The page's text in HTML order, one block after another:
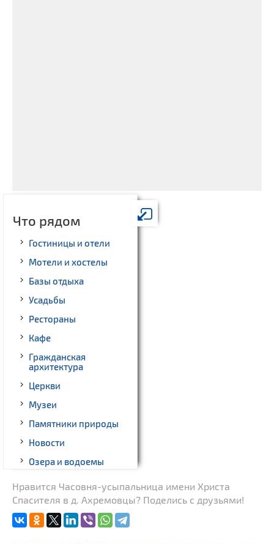
Что рядом
Гостиницы и отели
Мотели и хостелы
Базы отдыха
Усадьбы
Рестораны
Кафе
Гражданская
архитектура
Церкви
Музеи
Памятники природы
Новости
Озера и водоемы
Памятники археологии
Памятники известным
людям
Нравится Часовня-усыпальница имени Христа
Спасителя в д. Ахремовцы? Поделись с друзьями!